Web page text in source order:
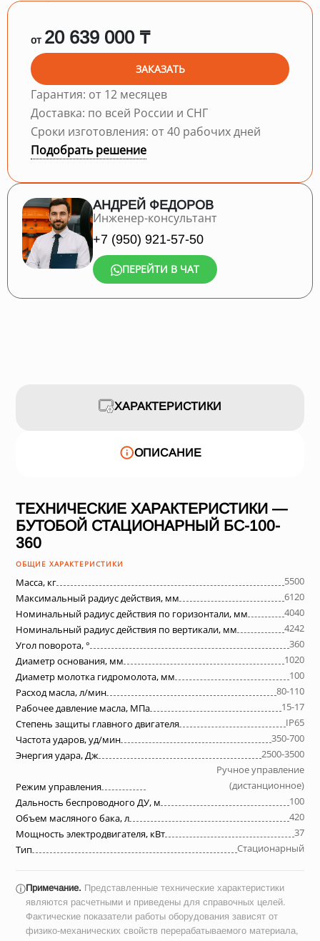
от 20 639 000 ₸
ЗАКАЗАТЬ
Гарантия: от 12 месяцев
Доставка: по всей России и СНГ
Сроки изготовления: от 40 рабочих дней
Подобрать решение
АНДРЕЙ ФЕДОРОВ
Инженер-консультант
+7 (950) 921-57-50
ПЕРЕЙТИ В ЧАТ
ХАРАКТЕРИСТИКИ
ОПИСАНИЕ
ТЕХНИЧЕСКИЕ ХАРАКТЕРИСТИКИ —
БУТОБОЙ СТАЦИОНАРНЫЙ БС-100-
360
ОБЩИЕ ХАРАКТЕРИСТИКИ
Масса, кг
5500
Максимальный радиус действия, мм
6120
Номинальный радиус действия по горизонтали, мм
4040
Номинальный радиус действия по вертикали, мм
4242
Угол поворота, °
360
Диаметр основания, мм
1020
Диаметр молотка гидромолота, мм
100
Расход масла, л/мин
80-110
Рабочее давление масла, МПа
15-17
Степень защиты главного двигателя
IP65
Частота ударов, уд/мин
350-700
Энергия удара, Дж
2500-3500
Режим управления
Ручное управление
(дистанционное)
Дальность беспроводного ДУ, м
100
Объем масляного бака, л
420
Мощность электродвигателя, кВт
37
Тип
Стационарный
ⓘПримечание. Представленные технические характеристики
являются расчетными и приведены для справочных целей.
Фактические показатели работы оборудования зависят от
физико-механических свойств перерабатываемого материала,